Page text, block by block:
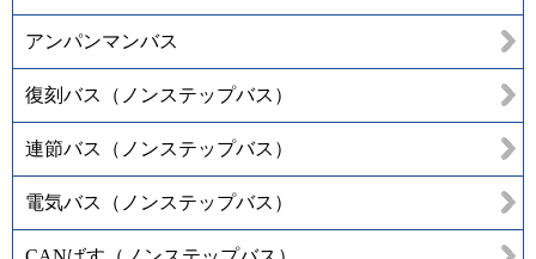
アンパンマンバス
復刻バス（ノンステップバス）
連節バス（ノンステップバス）
電気バス（ノンステップバス）